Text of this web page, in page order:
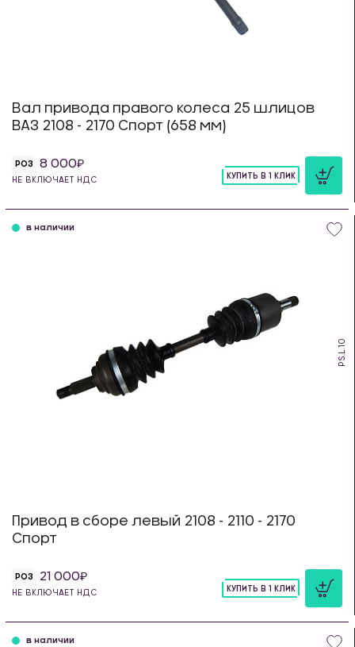
Вал привода правого колеса 25 шлицов
ВАЗ 2108 - 2170 Спорт (658 мм)
РОЗ 8 000
НЕ ВКЛЮЧАЕТ НДС
КУПИТЬ В 1 КЛИК
PS.L.10
в наличии
Привод в сборе левый 2108 - 2110 - 2170
Спорт
РОЗ 21 000
НЕ ВКЛЮЧАЕТ НДС
КУПИТЬ В 1 КЛИК
в наличии